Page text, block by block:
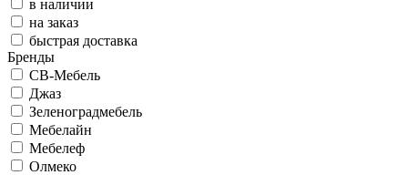
в наличии
на заказ
быстрая доставка
Бренды
СВ-Мебель
Джаз
Зеленоградмебель
Мебелайн
Мебелеф
Олмеко